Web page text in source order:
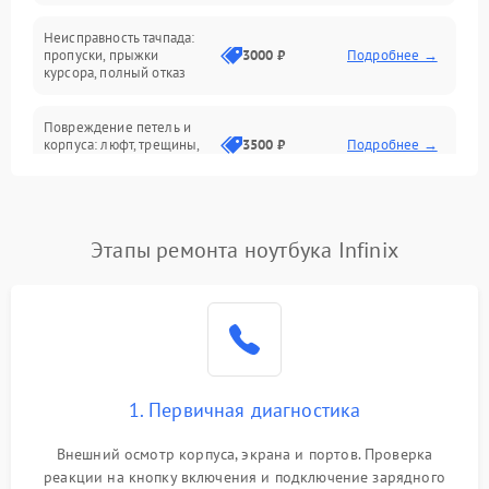
Сеть и интернет
Неисправность тачпада:
пропуски, прыжки
курсора, полный отказ
3000 ₽ Подробнее →
Повреждение петель и
корпуса: люфт, трещины,
3500 ₽ Подробнее →
невозможность зарядки,
2500 ₽ Подробнее →
2000 ₽
Перегрев из‑за пыли,
неисправности кулера
Этапы ремонта ноутбука Infinix
1. Первичная диагностика
Внешний осмотр корпуса, экрана и портов. Проверка
реакции на кнопку включения и подключение зарядного